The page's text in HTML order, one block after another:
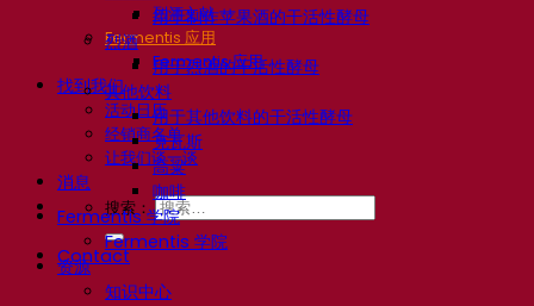
烈酒文献
Fermentis 应用
Fermentis 应用
找到我们
活动日历
经销商名单
让我们谈一谈
消息
搜索：
Contact
用于制作苹果酒的干活性酵母
烈酒
用于烈酒的干活性酵母
其他饮料
用于其他饮料的干活性酵母
克瓦斯
高粱
咖啡
Fermentis 学院
Fermentis 学院
资源
知识中心